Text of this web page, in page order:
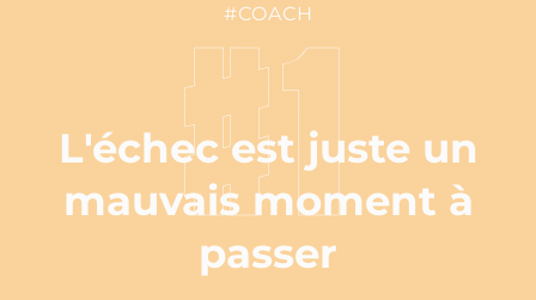
#COACH
#1
L'échec est juste un
mauvais moment à
passer